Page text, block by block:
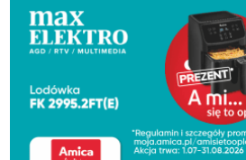
WIADOMOŚCI Z LASU
STUDIO SUPERPORTALU
REDAKCJA
REGULAMIN